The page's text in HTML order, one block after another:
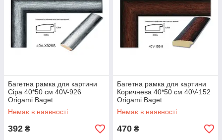
Багетна рамка для картини
Сіра 40*50 см 40V-926
Origami Baget
Немає в наявності
392 ₴
Багетна рамка для картини
Коричнева 40*50 см 40V-152
Origami Baget
Немає в наявності
470 ₴